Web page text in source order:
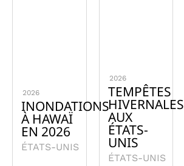
2026
INONDATIONS
À HAWAÏ
EN 2026
ÉTATS-UNIS
2026
TEMPÊTES
HIVERNALES
AUX
ÉTATS-
UNIS
ÉTATS-UNIS